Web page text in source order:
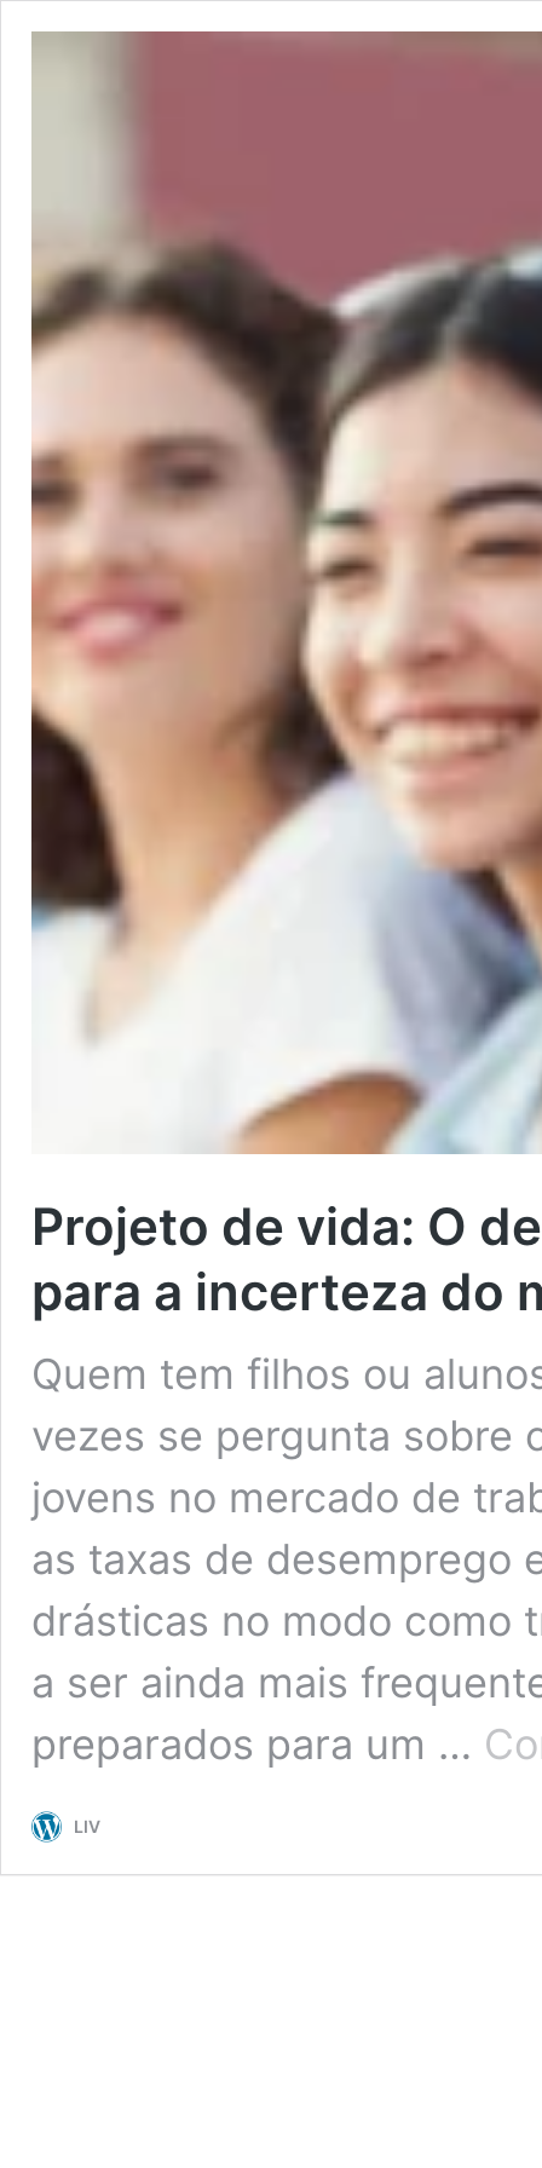
Projeto de vida: O
para a incerteza do
Quem tem filhos ou
vezes se pergunta sobre
jovens no mercado de
as taxas de desemprego
drásticas no modo como
a ser ainda mais
preparados para um …
LIV